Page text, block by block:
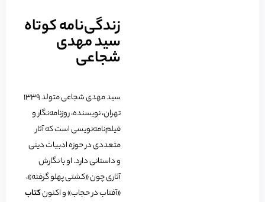
زندگی‌نامه کوتاه
سید مهدی
شجاعی
سید مهدی شجاعی متولد ۱۳۳۹
تهران، نویسنده، روزنامه‌نگار و
فیلم‌نامه‌نویسی است که آثار
متعددی در حوزه ادبیات دینی
و داستانی دارد. او با نگارش
آثاری چون «کشتی پهلو گرفته»،
«آفتاب در حجاب» و اکنونکتاب